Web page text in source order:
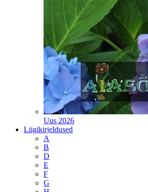
Uus 2026
Liigikirjeldused
A
B
D
E
F
G